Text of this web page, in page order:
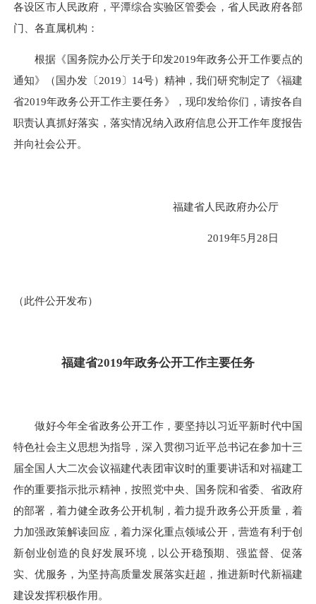
各设区市人民政府，平潭综合实验区管委会，省人民政府各部
门、各直属机构：
根据《国务院办公厅关于印发2019年政务公开工作要点的
通知》（国办发〔2019〕14号）精神，我们研究制定了《福建
省2019年政务公开工作主要任务》，现印发给你们，请按各自
职责认真抓好落实，落实情况纳入政府信息公开工作年度报告
并向社会公开。
福建省人民政府办公厅
2019年5月28日
（此件公开发布）
福建省2019年政务公开工作主要任务
做好今年全省政务公开工作，要坚持以习近平新时代中国
特色社会主义思想为指导，深入贯彻习近平总书记在参加十三
届全国人大二次会议福建代表团审议时的重要讲话和对福建工
作的重要指示批示精神，按照党中央、国务院和省委、省政府
的部署，着力健全政务公开机制，着力提升政务公开质量，着
力加强政策解读回应，着力深化重点领域公开，营造有利于创
新创业创造的良好发展环境，以公开稳预期、强监督、促落
实、优服务，为坚持高质量发展落实赶超，推进新时代新福建
建设发挥积极作用。